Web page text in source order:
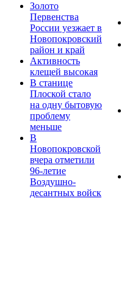
Золото
Первенства
России уезжает в
Новопокровский
район и край
Активность
клещей высокая
В станице
Плоской стало
на одну бытовую
проблему
меньше
В
Новопокровской
вчера отметили
96-летие
Воздушно-
десантных войск